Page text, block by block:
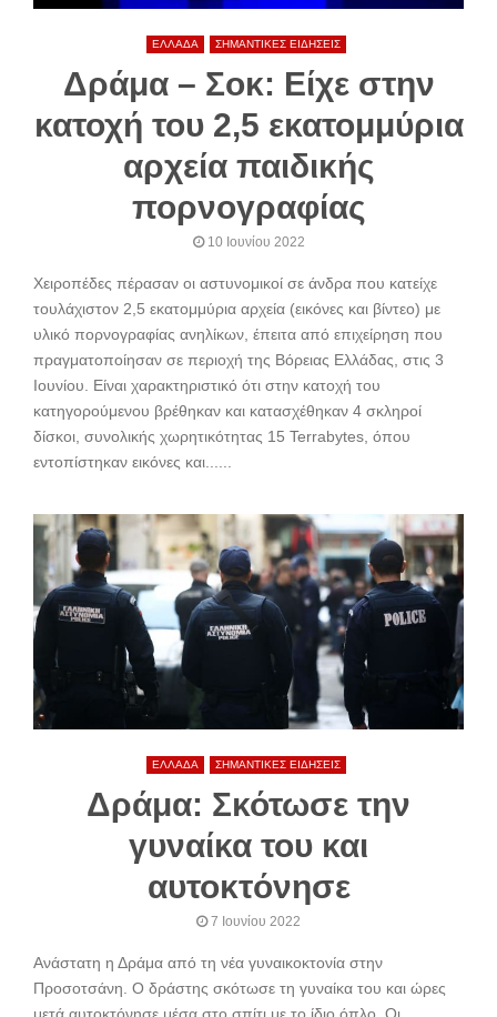
ΕΛΛΑΔΑ ΣΗΜΑΝΤΙΚΕΣ ΕΙΔΗΣΕΙΣ
Δράμα – Σοκ: Είχε στην
κατοχή του 2,5 εκατομμύρια
αρχεία παιδικής
πορνογραφίας
10 Ιουνίου 2022
Χειροπέδες πέρασαν οι αστυνομικοί σε άνδρα που κατείχε
τουλάχιστον 2,5 εκατομμύρια αρχεία (εικόνες και βίντεο) με
υλικό πορνογραφίας ανηλίκων, έπειτα από επιχείρηση που
πραγματοποίησαν σε περιοχή της Βόρειας Ελλάδας, στις 3
Ιουνίου. Είναι χαρακτηριστικό ότι στην κατοχή του
κατηγορούμενου βρέθηκαν και κατασχέθηκαν 4 σκληροί
δίσκοι, συνολικής χωρητικότητας 15 Terrabytes, όπου
εντοπίστηκαν εικόνες και......
ΕΛΛΑΔΑ ΣΗΜΑΝΤΙΚΕΣ ΕΙΔΗΣΕΙΣ
Δράμα: Σκότωσε την
γυναίκα του και
αυτοκτόνησε
7 Ιουνίου 2022
Ανάστατη η Δράμα από τη νέα γυναικοκτονία στην
Προσοτσάνη. Ο δράστης σκότωσε τη γυναίκα του και ώρες